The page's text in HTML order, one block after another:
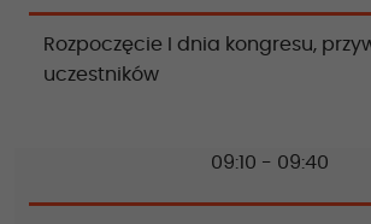
Rozpoczęcie I dnia kongresu,
uczestników
09:10 - 09:40